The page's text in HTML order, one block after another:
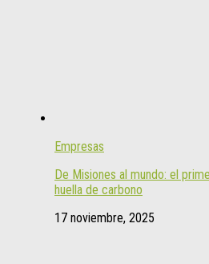
Empresas
De Misiones al mundo: el
huella de carbono
17 noviembre, 2025